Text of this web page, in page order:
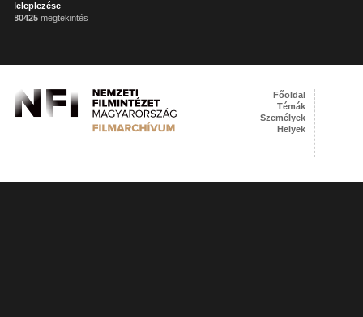
leleplezése
80425 megtekintés
Főoldal
Témák
Személyek
Helyek